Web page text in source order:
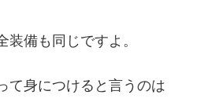
装備も同じですよ。
て身につけると言うのは